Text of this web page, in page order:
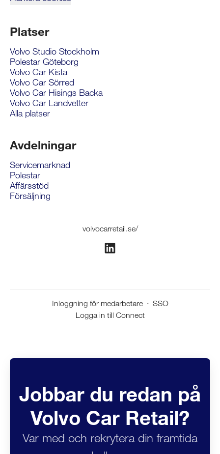
Platser
Volvo Studio Stockholm
Polestar Göteborg
Volvo Car Kista
Volvo Car Sörred
Volvo Car Hisings Backa
Volvo Car Landvetter
Alla platser
Avdelningar
Servicemarknad
Polestar
Affärsstöd
Försäljning
volvocarretail.se/
Inloggning för medarbetare · SSO
Logga in till Connect
Jobbar du redan på
Volvo Car Retail?
Var med och rekrytera din framtida